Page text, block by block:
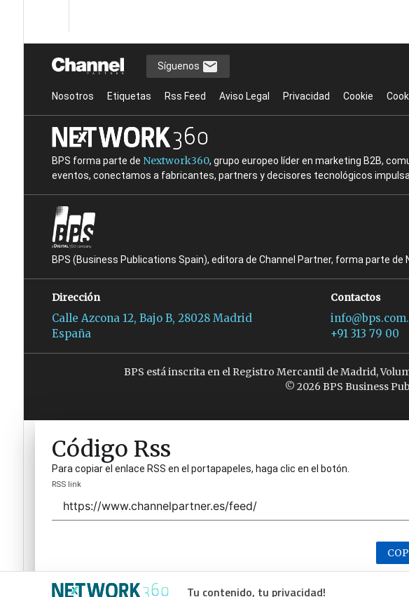
Tu contenido, tu privacidad!
Síguenos
Nosotros Etiquetas Rss Feed Aviso Legal Privacidad Cookie
BPS forma parte de Nextwork360, grupo europeo líder en marketing B2B,
eventos, conectamos a fabricantes, partners y decisores tecnológicos
BPS (Business Publications Spain), editora de Channel Partner, forma parte de
Dirección
Calle Azcona 12, Bajo B, 28028 Madrid
España
Contactos
+91 313 79 00
BPS está inscrita en el Registro Mercantil de Madrid,
© 2026 BPS Business
Código Rss
Para copiar el enlace RSS en el portapapeles, haga clic en el botón.
RSS link